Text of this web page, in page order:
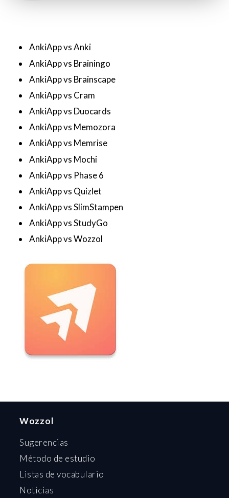
AnkiApp vs Anki
AnkiApp vs Brainingo
AnkiApp vs Brainscape
AnkiApp vs Cram
AnkiApp vs Duocards
AnkiApp vs Memozora
AnkiApp vs Memrise
AnkiApp vs Mochi
AnkiApp vs Phase 6
AnkiApp vs Quizlet
AnkiApp vs SlimStampen
AnkiApp vs StudyGo
AnkiApp vs Wozzol
Wozzol
Sugerencias
Método de estudio
Listas de vocabulario
Noticias